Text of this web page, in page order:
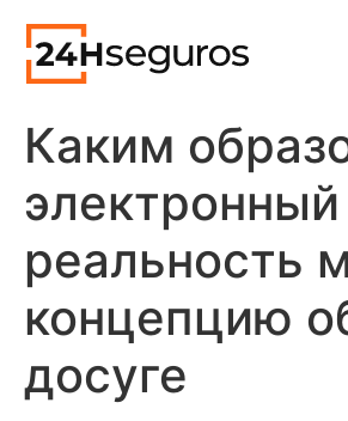
Каким
электронный
реальность
концепцию
досуге